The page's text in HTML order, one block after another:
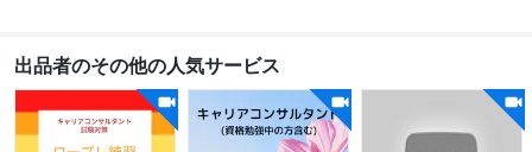
受賞歴
不登校について 和歌山県主催　再就職支援セミナー「子育てママの幸
せ」
｢キャリア理論全般｣養成講座での使用テキスト
出品者のその他の人気サービス